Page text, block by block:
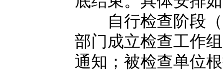
自行检查阶段（8
部门成立检查工作
通知；被检查单位